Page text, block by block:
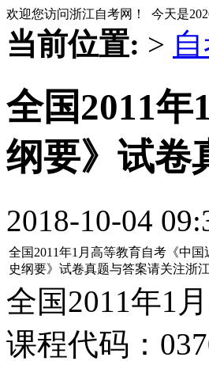
欢迎您访问浙江自考网！ 今天是
当前位置: >
全国2011
纲要》试卷
2018-10-04
全国2011年1月高等教育自考《中
史纲要》试卷真题与答案请关注浙江
全国2011年1
课程代码：